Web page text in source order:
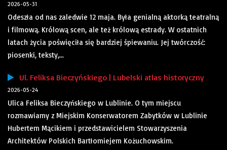
2026-05-31
Odeszła od nas zaledwie 12 maja. Była genialną aktorką teatralną
i filmową. Królową scen, ale też królową estrady. W ostatnich
latach życia poświęciła się bardziej śpiewaniu. Jej twórczość:
piosenki, teksty,...
Ul. Feliksa Bieczyńskiego | Lubelski atlas historyczny
2026-05-24
Ulica Feliksa Bieczyńskiego w Lublinie. O tym miejscu
rozmawiamy z Miejskim Konserwatorem Zabytków w Lublinie
Hubertem Mącikiem i przedstawicielem Stowarzyszenia
Architektów Polskich Bartłomiejem Kożuchowskim.